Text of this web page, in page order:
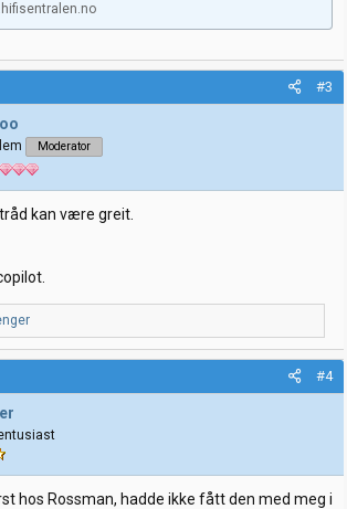
#3
Moderator
kan være greit.
#4
hos Rossman, hadde ikke fått den med meg i